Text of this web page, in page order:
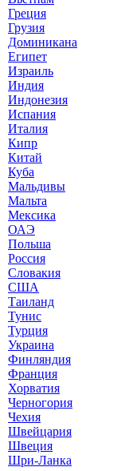
Греция
Грузия
Доминикана
Египет
Израиль
Индия
Индонезия
Испания
Италия
Кипр
Китай
Куба
Мальдивы
Мальта
Мексика
ОАЭ
Польша
Россия
Словакия
США
Таиланд
Тунис
Турция
Украина
Финляндия
Франция
Хорватия
Черногория
Чехия
Швейцария
Швеция
Шри-Ланка